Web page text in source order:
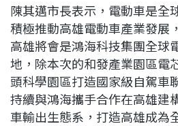
陳其邁市長表示，電動車是全
積極推動高雄電動車產業發展
高雄將會是鴻海科技集團全球
地，除本次的和發產業園區電
頭科學園區打造國家級自駕車
持續與鴻海攜手合作在高雄建
車輸出生態系，打造高雄成為